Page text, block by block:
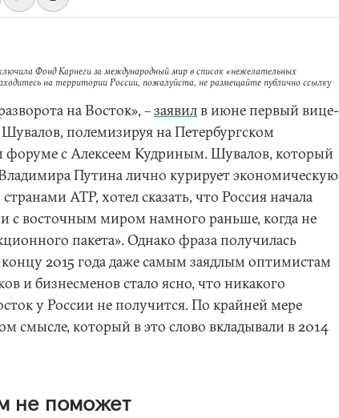
Фонд Карнеги за международный мир в список «нежелательных
на территории России, пожалуйста, не размещайте публично ссылку
на Восток», –заявилв июне первый вице-
полемизируя на Петербургском
форуме с Алексеем Кудриным. Шувалов, который
Путина лично курирует экономическую
АТР, хотел сказать, что Россия начала
с восточным миром намного раньше, когда не
пакета». Однако фраза получилась
2015 года даже самым заядлым оптимистам
и бизнесменов стало ясно, что никакого
у России не получится. По крайней мере
смысле, который в это слово вкладывали в 2014
не поможет